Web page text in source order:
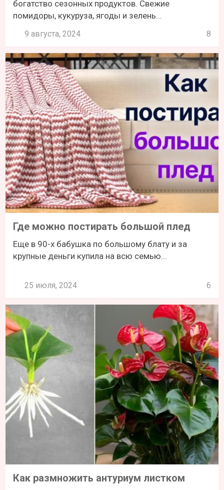
богатство сезонных продуктов. Свежие
помидоры, кукуруза, ягоды и зелень...
9 августа, 2024 8
Где можно постирать большой плед
Еще в 90-х бабушка по большому блату и за
крупные деньги купила на всю семью...
25 июля, 2024 6
Как размножить антуриум листком